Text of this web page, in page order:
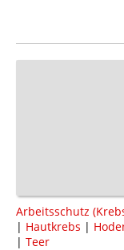
Arbeitsschutz
| Hautkrebs |
| Teer